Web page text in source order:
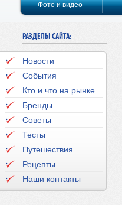
РАЗДЕЛЫ САЙТА:
Новости
События
Кто и что на рынке
Бренды
Советы
Тесты
Путешествия
Рецепты
Наши контакты
Фото и видео